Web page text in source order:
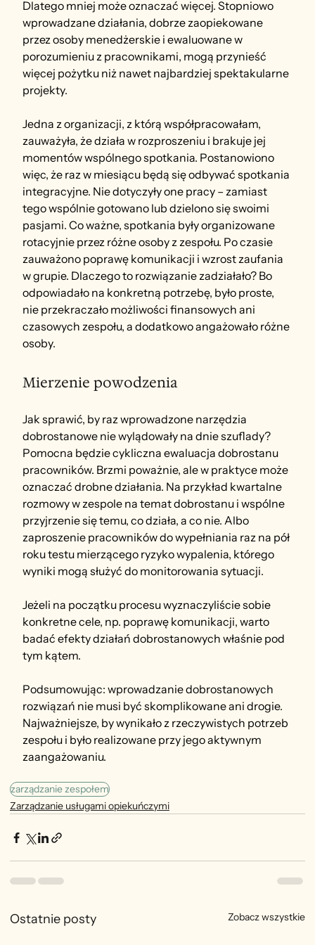
Dlatego mniej może oznaczać więcej. Stopniowo
wprowadzane działania, dobrze zaopiekowane
przez osoby menedżerskie i ewaluowane w
porozumieniu z pracownikami, mogą przynieść
więcej pożytku niż nawet najbardziej spektakularne
projekty.
Jedna z organizacji, z którą współpracowałam,
zauważyła, że działa w rozproszeniu i brakuje jej
momentów wspólnego spotkania. Postanowiono
więc, że raz w miesiącu będą się odbywać spotkania
integracyjne. Nie dotyczyły one pracy – zamiast
tego wspólnie gotowano lub dzielono się swoimi
pasjami. Co ważne, spotkania były organizowane
rotacyjnie przez różne osoby z zespołu. Po czasie
zauważono poprawę komunikacji i wzrost zaufania
w grupie. Dlaczego to rozwiązanie zadziałało? Bo
odpowiadało na konkretną potrzebę, było proste,
nie przekraczało możliwości finansowych ani
czasowych zespołu, a dodatkowo angażowało różne
osoby.
Mierzenie powodzenia
Jak sprawić, by raz wprowadzone narzędzia
dobrostanowe nie wylądowały na dnie szuflady?
Pomocna będzie cykliczna ewaluacja dobrostanu
pracowników. Brzmi poważnie, ale w praktyce może
oznaczać drobne działania. Na przykład kwartalne
rozmowy w zespole na temat dobrostanu i wspólne
przyjrzenie się temu, co działa, a co nie. Albo
zaproszenie pracowników do wypełniania raz na pół
roku testu mierzącego ryzyko wypalenia, którego
wyniki mogą służyć do monitorowania sytuacji.
Jeżeli na początku procesu wyznaczyliście sobie
konkretne cele, np. poprawę komunikacji, warto
badać efekty działań dobrostanowych właśnie pod
tym kątem.
Podsumowując: wprowadzanie dobrostanowych
rozwiązań nie musi być skomplikowane ani drogie.
Najważniejsze, by wynikało z rzeczywistych potrzeb
zespołu i było realizowane przy jego aktywnym
zaangażowaniu.
zarządzanie zespołem
Zarządzanie usługami opiekuńczymi
Ostatnie posty Zobacz wszystkie